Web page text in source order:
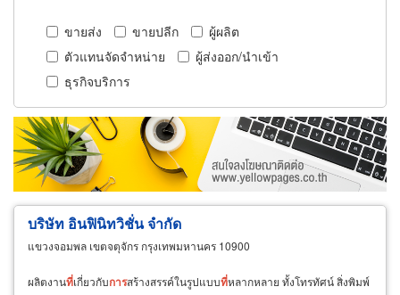
ขายส่ง ขายปลีก
ผู้ผลิต
ตัวแทนจัดจำหน่าย
ผู้ส่งออก/นำเข้า
ธุรกิจบริการ
บริษัท อินฟินิทวิชั่น จำกัด
แขวงจอมพล เขตจตุจักร กรุงเทพมหานคร 10900
ผลิตงานที่เกี่ยวกับการสร้างสรรค์ในรูปแบบที่หลากหลาย ทั้งโทรทัศน์ สิ่งพิมพ์